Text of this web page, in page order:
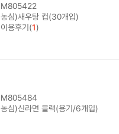
M805422
농심)새우탕 컵(30개입)
이용후기(1)
M805484
농심)신라면 블랙(용기/6개입)